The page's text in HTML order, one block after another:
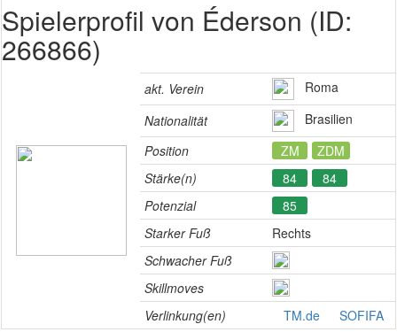
Spielerprofil von Éderson (ID:
266866)
akt. Verein
Roma
Nationalität
Brasilien
Position
ZM
ZDM
Stärke(n)
84
84
Potenzial
85
Starker Fuß
Rechts
Schwacher Fuß
Skillmoves
Verlinkung(en)
TM.de SOFIFA